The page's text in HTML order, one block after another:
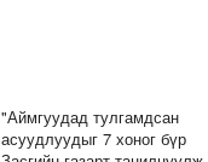
"Аймгуудад тулгамдсан
асуудлуудыг 7 хоног бүр